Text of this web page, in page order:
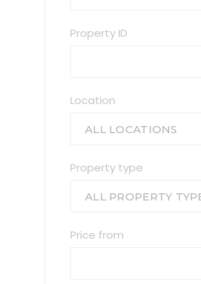
Property ID
Location
ALL LOCATIONS
Property type
ALL PROPERTY
Price from